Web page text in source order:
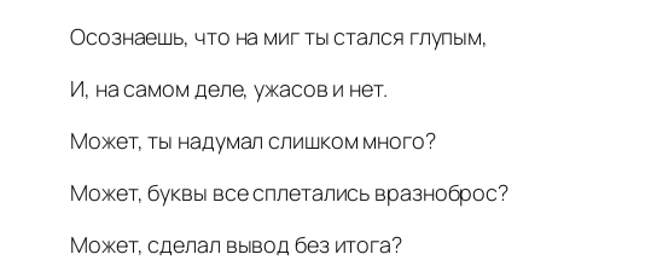
Осознаешь, что на миг ты стался глупым,
И, на самом деле, ужасов и нет.
Может, ты надумал слишком много?
Может, буквы все сплетались вразноброс?
Может, сделал вывод без итога?